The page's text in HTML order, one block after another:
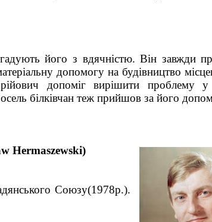
його з вдячністю. Він завжди
допомогу на будівництво
допоміг вирішити проблему у
білківчан теж прийшов за його
Hermaszewski)
Союзу(1978р.).